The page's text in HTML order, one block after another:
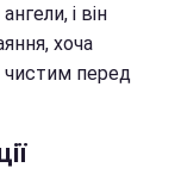
і він
хоча
чистим перед